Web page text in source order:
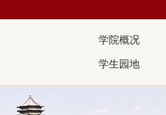
学院概况
学生园地